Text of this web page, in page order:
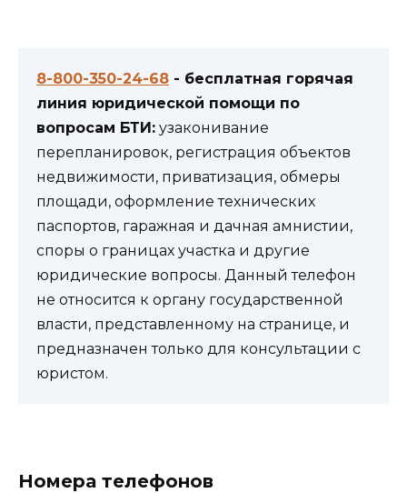
8-800-350-24-68 - бесплатная горячая
линия юридической помощи по
вопросам БТИ: узаконивание
перепланировок, регистрация объектов
недвижимости, приватизация, обмеры
площади, оформление технических
паспортов, гаражная и дачная амнистии,
споры о границах участка и другие
юридические вопросы. Данный телефон
не относится к органу государственной
власти, представленному на странице, и
предназначен только для консультации с
юристом.
Номера телефонов